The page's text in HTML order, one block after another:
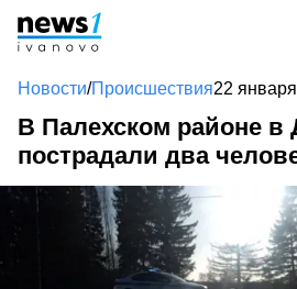
Новости/Происшествия22
В Палехском районе в
пострадали два